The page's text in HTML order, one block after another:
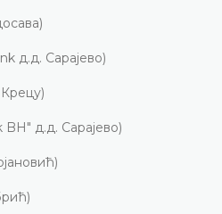
д.д. Сарајево)
BH" д.д. Сарајево)